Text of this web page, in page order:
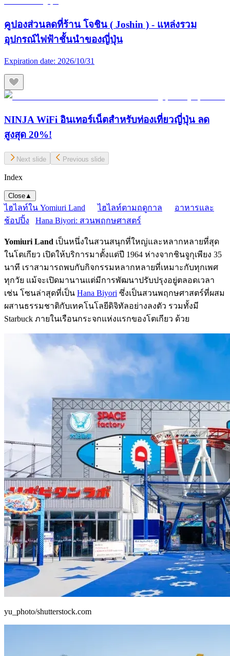
คูปองส่วนลดที่ร้าน โจชิน ( Joshin ) - แหล่งรวม
อุปกรณ์ไฟฟ้าชั้นนำของญี่ปุ่น
Expiration date: 2026/10/31
NINJA WiFi อินเทอร์เน็ตสำหรับท่องเที่ยวญี่ปุ่น ลด
สูงสุด 20%!
Next slide Previous slide
Index
Close▲
ไฮไลท์ใน Yomiuri Land ไฮไลท์ตามฤดูกาล
อาหารและ
ช้อปปิ้ง
Hana Biyori: สวนพฤกษศาสตร์
Yomiuri Land เป็นหนึ่งในสวนสนุกที่ใหญ่และหลากหลายที่สุด
ในโตเกียว เปิดให้บริการมาตั้งแต่ปี 1964 ห่างจากชินจูกุเพียง 35
นาที เราสามารถพบกับกิจกรรมหลากหลายที่เหมาะกับทุกเพศ
ทุกวัย แม้จะเปิดมานานแต่มีการพัฒนาปรับปรุงอยู่ตลอดเวลา
เช่น โซนล่าสุดที่เป็น Hana Biyori ซึ่งเป็นสวนพฤกษศาสตร์ที่ผสม
ผสานธรรมชาติกับเทคโนโลยีดิจิทัลอย่างลงตัว รวมทั้งมี
Starbuck ภายในเรือนกระจกแห่งแรกของโตเกียว ด้วย
yu_photo/shutterstock.com